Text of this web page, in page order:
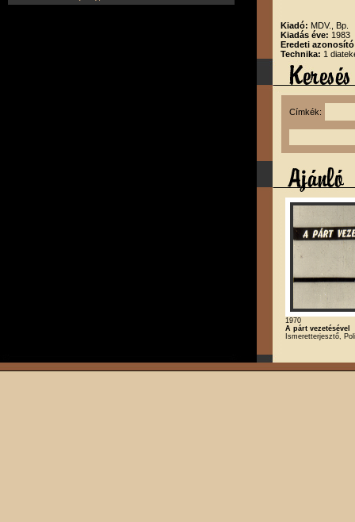
Kiadó: MDV., Bp.
Kiadás éve: 1983
Eredeti
Technika: 1
Címkék:
1970
A párt vezetésével
Ismeretterjesztő,